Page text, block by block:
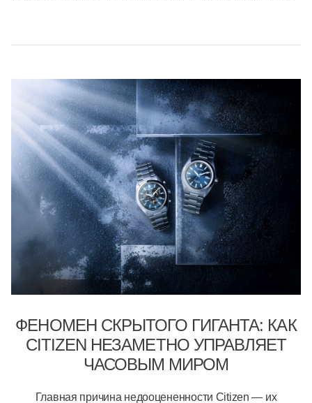
ФЕНОМЕН СКРЫТОГО ГИГАНТА: КАК
CITIZEN НЕЗАМЕТНО УПРАВЛЯЕТ
ЧАСОВЫМ МИРОМ
Главная причина недооцененности Citizen — их